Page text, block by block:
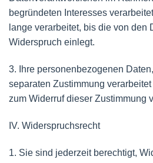
begründeten Interesses
lange verarbeitet, bis die von den
Widerspruch einlegt.
3. Ihre personenbezogenen
separaten Zustimmung
zum Widerruf dieser Zustimmung
IV. Widerspruchsrecht
1. Sie sind jederzeit berechtigt,